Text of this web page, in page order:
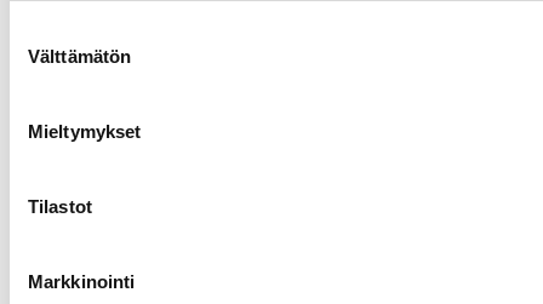
valinta
Välttämätön
Mieltymykset
Tilastot
Markkinointi